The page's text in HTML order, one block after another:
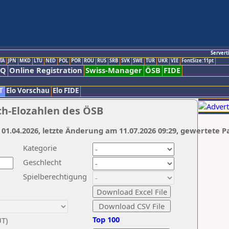
JPN MKD LTU NED POL POR ROU RUS SRB SVK SWE TUR UKR VIE FontSize:11pt
Online Registration Swiss-Manager ÖSB FIDE
Elo Vorschau Elo FIDE
Elozahlen des ÖSB
Kategorie
Geschlecht
Spielberechtigung
Top 100
letzte Änderung am 11.07.2026 09:29, gewertete